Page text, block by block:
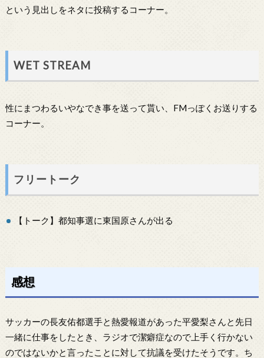
という見出しをネタに投稿するコーナー。
WET STREAM
性にまつわるいやなでき事を送って貰い、FMっぽくお送りする
コーナー。
フリートーク
【トーク】都知事選に東国原さんが出る
感想
サッカーの長友佑都選手と熱愛報道があった平愛梨さんと先日
一緒に仕事をしたとき、ラジオで潔癖症なので上手く行かない
のではないかと言ったことに対して抗議を受けたそうです。ち